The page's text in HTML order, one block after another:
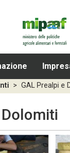
> GAL Prealpi e